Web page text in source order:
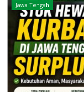
Jawa Tengah